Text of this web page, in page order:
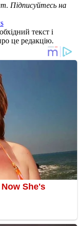
Підписуйтесь на
текст і
це редакцію.